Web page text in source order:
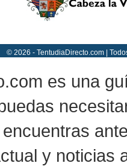
© 2026 - TentudiaDirecto.com |
es una
y noticias